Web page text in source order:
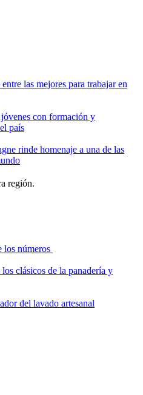
las mejores para trabajar en
con formación y
país
rinde homenaje a una de las
región.
los números
clásicos de la panadería y
del lavado artesanal